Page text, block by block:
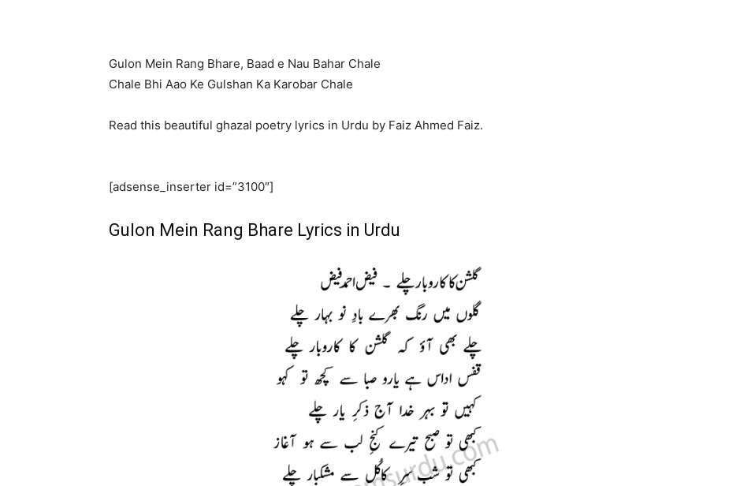
Gulon Mein Rang Bhare, Baad e Nau Bahar Chale
Chale Bhi Aao Ke Gulshan Ka Karobar Chale
Read this beautiful ghazal poetry lyrics in Urdu by Faiz Ahmed Faiz.
[adsense_inserter id=”3100″]
Gulon Mein Rang Bhare Lyrics in Urdu